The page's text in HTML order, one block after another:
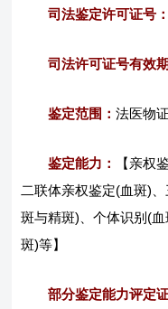
司法鉴定许可证号
司法许可证号有效期
鉴定范围：法医物
鉴定能力：
【亲权
二联体亲权鉴定(血斑)
斑与精斑)、个体识别(
斑)等】
部分鉴定能力评定